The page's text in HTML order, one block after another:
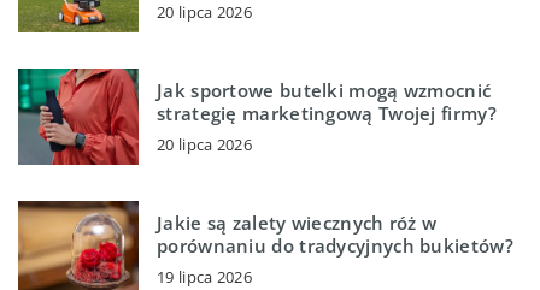
20 lipca 2026
Jak sportowe butelki mogą wzmocnić
strategię marketingową Twojej firmy?
20 lipca 2026
Jakie są zalety wiecznych róż w
porównaniu do tradycyjnych bukietów?
19 lipca 2026